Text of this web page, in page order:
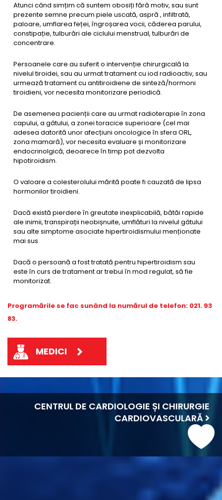
Atunci când simțim că suntem obosiți fără motiv, sau sunt
prezente semne precum piele uscată, aspră , infiltrată,
paloare, umflarea feței, îngroșarea vocii, căderea parului,
constipație, tulburări ale ciclului menstrual, tulburări de
concentrare.
Persoanele care au suferit o intervenție chirurgicală la
nivelul tiroidei, sau au urmat tratament cu iod radioactiv, sau
urmează tratament cu antitiroidiene de sinteză/hormoni
tiroidieni, vor necesita monitorizare periodică.
De asemenea pacienții care au urmat radioterapie în zona
capului, a gâtului, a zonei toracice superioare (cel mai
adesea datorită unor afecțiuni oncologice în sfera ORL,
zona mamară), vor necesita evaluare și monitorizare
endocrinolgică, deoarece în timp pot dezvolta
hipotiroidism.
O valoare a colesterolului mărită poate fi cauzată de lipsa
hormonilor tiroidieni.
Dacă există pierdere în greutate inexplicabilă, bătăi rapide
ale inimii, transpirații neobișnuite, umflături la nivelul gâtului
sau alte simptome asociate hipertiroidismului menționate
mai sus.
Dacă o persoană a fost tratată pentru hipertiroidism sau
este în curs de tratament ar trebui în mod regulat, să fie
monitorizat.
Programările se fac sunând la numărul de telefon: 021. 93
83.
MEDICI
CENTRUL DE CARDIOLOGIE ȘI CHIRURGIE
CARDIOVASCULARĂ